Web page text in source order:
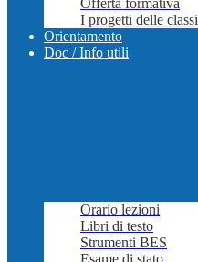
Offerta formativa
I progetti delle classi
Orientamento
Doc / Info utili
Orario lezioni
Libri di testo
Strumenti BES